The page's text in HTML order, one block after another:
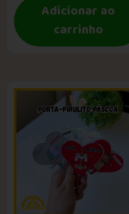
Adicionar ao
carrinho